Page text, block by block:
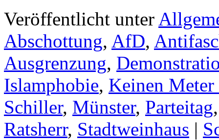
Veröffentlicht unter
Abschottung, AfD,
Ausgrenzung,
Islamphobie, Keinen Meter
Schiller, Münster, Parteitag
Ratsherr, Stadtweinhaus |